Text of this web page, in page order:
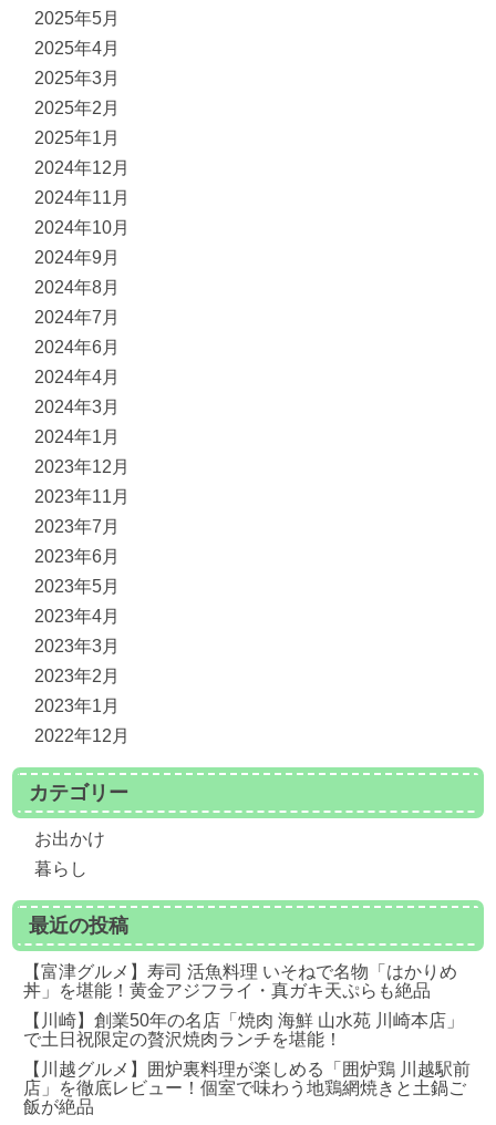
2025年5月
2025年4月
2025年3月
2025年2月
2025年1月
2024年12月
2024年11月
2024年10月
2024年9月
2024年8月
2024年7月
2024年6月
2024年4月
2024年3月
2024年1月
2023年12月
2023年11月
2023年7月
2023年6月
2023年5月
2023年4月
2023年3月
2023年2月
2023年1月
2022年12月
カテゴリー
お出かけ
暮らし
最近の投稿
【富津グルメ】寿司 活魚料理 いそねで名物「はかりめ
丼」を堪能！黄金アジフライ・真ガキ天ぷらも絶品
【川崎】創業50年の名店「焼肉 海鮮 山水苑 川崎本店」
で土日祝限定の贅沢焼肉ランチを堪能！
【川越グルメ】囲炉裏料理が楽しめる「囲炉鶏 川越駅前
店」を徹底レビュー！個室で味わう地鶏網焼きと土鍋ご
飯が絶品